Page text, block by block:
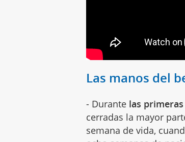
Las manos del
- Durante las
cerradas la mayor
semana de vida,